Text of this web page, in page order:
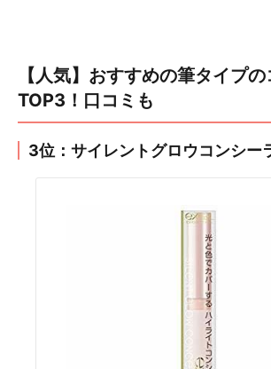
【人気】おすすめの筆タイプ
TOP3！口コミも
3位：サイレントグロウコンシー